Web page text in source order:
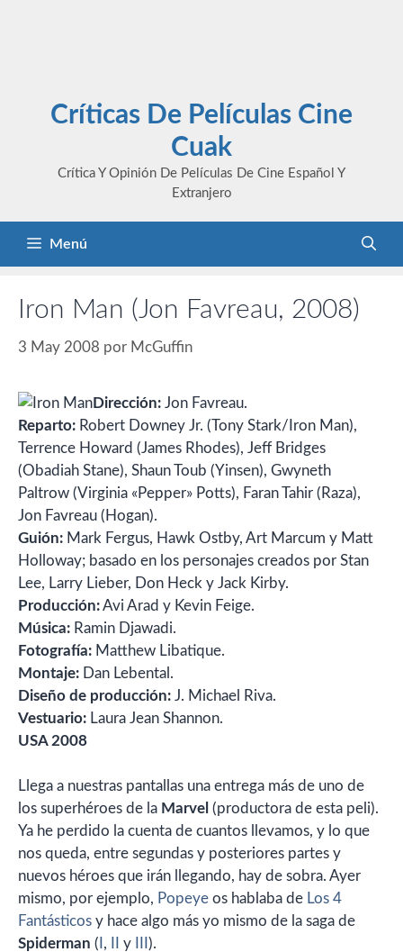
Críticas De Películas Cine
Cuak
Crítica Y Opinión De Películas De Cine Español Y
Extranjero
Menú
Iron Man (Jon Favreau, 2008)
3 May 2008 por McGuffin
Dirección: Jon Favreau.
Reparto: Robert Downey Jr. (Tony Stark/Iron Man),
Terrence Howard (James Rhodes), Jeff Bridges
(Obadiah Stane), Shaun Toub (Yinsen), Gwyneth
Paltrow (Virginia «Pepper» Potts), Faran Tahir (Raza),
Jon Favreau (Hogan).
Guión: Mark Fergus, Hawk Ostby, Art Marcum y Matt
Holloway; basado en los personajes creados por Stan
Lee, Larry Lieber, Don Heck y Jack Kirby.
Producción:Avi Arad y Kevin Feige.
Música: Ramin Djawadi.
Fotografía: Matthew Libatique.
Montaje: Dan Lebental.
Diseño de producción: J. Michael Riva.
Vestuario: Laura Jean Shannon.
USA 2008
Llega a nuestras pantallas una entrega más de uno de
los superhéroes de la Marvel (productora de esta peli).
Ya he perdido la cuenta de cuantos llevamos, y lo que
nos queda, entre segundas y posteriores partes y
nuevos héroes que irán llegando, hay de sobra. Ayer
mismo, por ejemplo, Popeye os hablaba de Los 4
Fantásticos y hace algo más yo mismo de la saga de
Spiderman ( , y ).